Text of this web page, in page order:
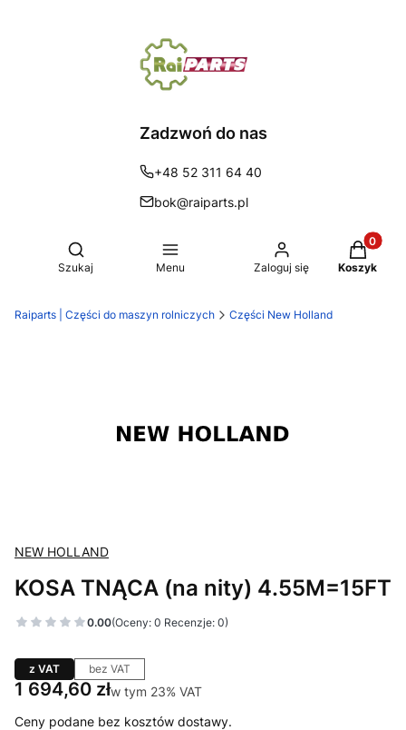
Zadzwoń do nas
+48 52 311 64 40
bok@raiparts.pl
Otwórz wyszukiwarkę
Szukaj Menu Zaloguj się Koszyk
Raiparts | Części do maszyn rolniczych Części New Holland
NEW HOLLAND
KOSA TNĄCA (na nity) 4.55M=15FT
0.00(Oceny: 0 Recenzje: 0)
z VAT bez VAT
Cena
1 694,60 złw tym 23% VAT
w tym 23% VAT
Ceny podane bez kosztów dostawy.